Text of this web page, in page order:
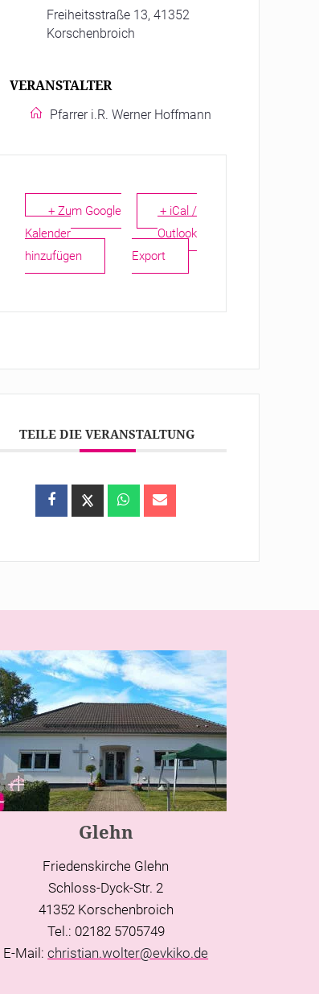
Freiheitsstraße 13, 41352
Korschenbroich
VERANSTALTER
Pfarrer i.R. Werner Hoffmann
+ Zum Google
Kalender
hinzufügen
+ iCal /
Outlook
Export
TEILE DIE VERANSTALTUNG
Glehn
Friedenskirche Glehn
Schloss-Dyck-Str. 2
41352 Korschenbroich
Tel.: 02182 5705749
E-Mail:christian.wolter@evkiko.de